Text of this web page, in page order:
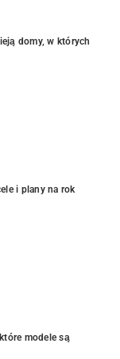
domy, w których
i plany na rok
modele są